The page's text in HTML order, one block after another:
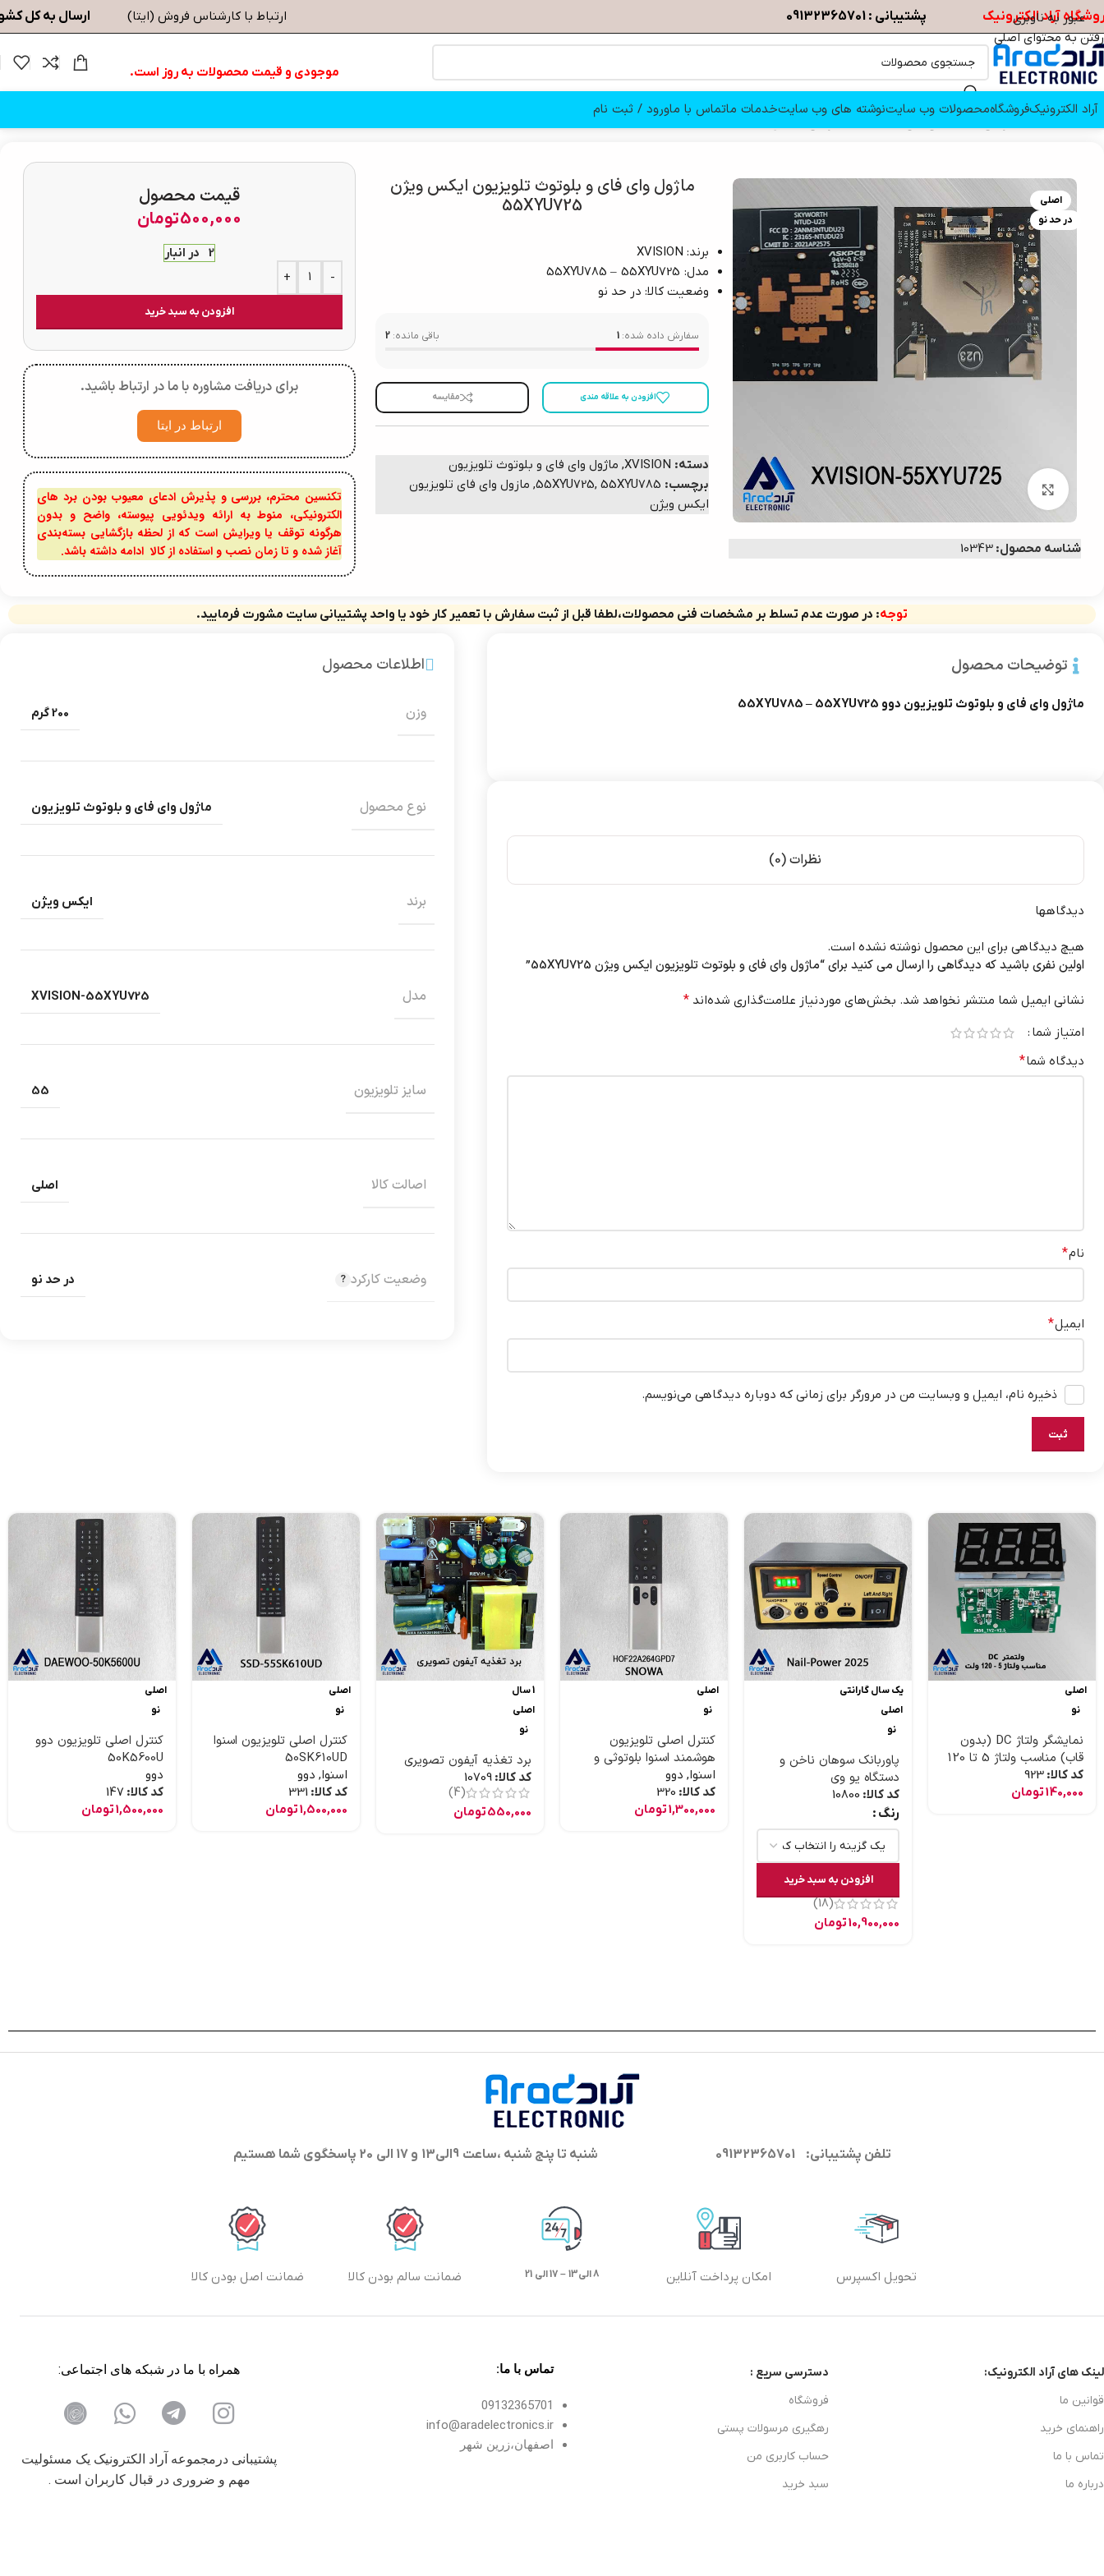
عبور به ناوبری
رفتن به محتوای اصلی
آراد الکترونیک پشتیبانی : 09132365701 ارتباط با کارشناس فروش (ایتا) ارسال به کل
موجودی و قیمت محصولات به روز است.
آراد الکترونیکفروشگاهمحصولات وب سایتنوشته های وب سایتخدمات ماتماس با ماورود / ثبت نام
اصلی
در حد نو
بزرگنمایی تصویر
شناسه محصول: 10343
ماژول وای فای و بلوتوث تلویزیون ایکس ویژن
55XYU725
برند: XVISION
مدل: 55XYU785 – 55XYU725
وضعیت کالا: در حد نو
سفارش داده شده: 1 باقی مانده: 2
افزودن به علاقه مندی مقایسه
دسته: XVISION
, ماژول وای فای و بلوتوث تلویزیون
برچسب:
55XYU725, 55XYU785
, مازول وای فای تلویزیون
ایکس ویژن
قیمت محصول
500,000تومان
2 در انبار
-
+
افزودن به سبد خرید
برای دریافت مشاوره با ما در ارتباط باشید.
ارتباط در ایتا
تکنسین محترم، بررسی و پذیرش ادعای معیوب بودن برد های
الکترونیکی، منوط به ارائه ویدئویی پیوسته، واضح و بدون
هرگونه توقف یا ویرایش است که از لحظه بازگشایی بسته‌بندی
آغاز شده و تا زمان نصب و استفاده از کالا ادامه داشته باشد.
توجه: در صورت عدم تسلط بر مشخصات فنی محصولات،لطفا قبل از ثبت سفارش با تعمیر کار خود یا واحد پشتیبانی سایت مشورت فرمایید.
توضیحات محصول
ماژول وای فای و بلوتوث تلویزیون دوو 55XYU785 – 55XYU725
نظرات (0)
دیدگاهها
هیچ دیدگاهی برای این محصول نوشته نشده است.
اولین نفری باشید که دیدگاهی را ارسال می کنید برای “ماژول وای فای و بلوتوث تلویزیون ایکس ویژن 55XYU725”
نشانی ایمیل شما منتشر نخواهد شد. بخش‌های موردنیاز علامت‌گذاری شده‌اند *
امتیاز شما
دیدگاه شما*
نام*
ایمیل*
ذخیره نام، ایمیل و وبسایت من در مرورگر برای زمانی که دوباره دیدگاهی می‌نویسم.
اطلاعات محصول
وزن 200 گرم
نوع محصول ماژول وای فای و بلوتوث تلویزیون
برند ایکس ویژن
مدل XVISION-55XYU725
سایز تلویزیون 55
اصالت کالا اصلی
وضعیت کارکرد در حد نو
اصلی
نو
نمایشگر ولتاژ DC (بدون
قاب) مناسب ولتاژ 5 تا 120
ولت
کد کالا: 923
140,000تومان
یک سال گارانتی
اصلی
نو
پاوربانک سوهان ناخن و
دستگاه یو وی
کد کالا: 10800
رنگ
افزودن به سبد خرید
(18)
10,900,000تومان
اصلی
نو
کنترل اصلی تلویزیون
هوشمند اسنوا بلوتوثی و
موس دار و جستجوی صوتی
اسنوا, دوو
کد کالا: 320
1,300,000تومان
1 سال
اصلی
نو
برد تغذیه آیفون تصویری
کد کالا: 10709
(4)
550,000تومان
اصلی
نو
کنترل اصلی تلویزیون اسنوا
50SK610UD
اسنوا, دوو
کد کالا: 331
1,500,000تومان
اصلی
نو
کنترل اصلی تلویزیون دوو
50K5600U
دوو
کد کالا: 147
1,500,000تومان
تلفن پشتیبانی: 09132365701 شنبه تا پنج شنبه ،ساعت 9الی13 و 17 الی 20 پاسخگوی شما هستیم
تحویل اکسپرس امکان پرداخت آنلاین 8 الی13 – 17 الی 21 ضمانت سالم بودن کالا ضمانت اصل بودن کالا
لینک های آراد الکترونیک:
قوانین ما
راهنمای خرید
تماس با ما
درباره ما
دسترسی سریع :
فروشگاه
رهگیری مرسولات پستی
حساب کاربری من
سبد خرید
تماس با ما:
09132365701
info@aradelectronics.ir
اصفهان،زرین شهر
همراه با ما در شبکه های اجتماعی:
پشتیبانی درمجموعه آراد الکترونیک یک مسئولیت
مهم و ضروری در قبال کاربران است .